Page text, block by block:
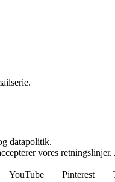
datapolitik.
vores
YouTube Pinterest